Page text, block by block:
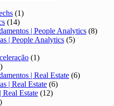
(1)
(14)
| People Analytics (8)
| People Analytics (5)
(1)
| Real Estate (6)
| Real Estate (6)
Real Estate (12)